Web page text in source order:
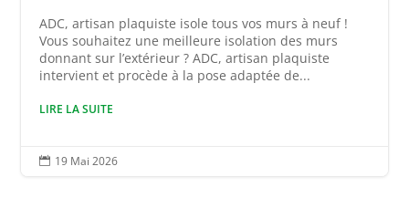
ADC, artisan plaquiste isole tous vos murs à neuf !
Vous souhaitez une meilleure isolation des murs
donnant sur l’extérieur ? ADC, artisan plaquiste
intervient et procède à la pose adaptée de...
LIRE LA SUITE
 19 Mai 2026